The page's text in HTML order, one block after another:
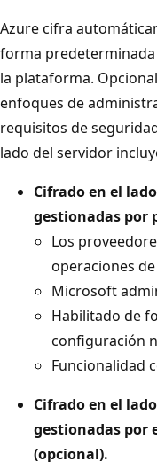
Azure cifra
forma
la plataforma.
enfoques de
requisitos de
lado del servidor
Cifrado en el
gestionadas por
Los
operaciones
Microsoft
Habilitado de
configuración
Funcionalidad
Cifrado en el
gestionadas por
(opcional).